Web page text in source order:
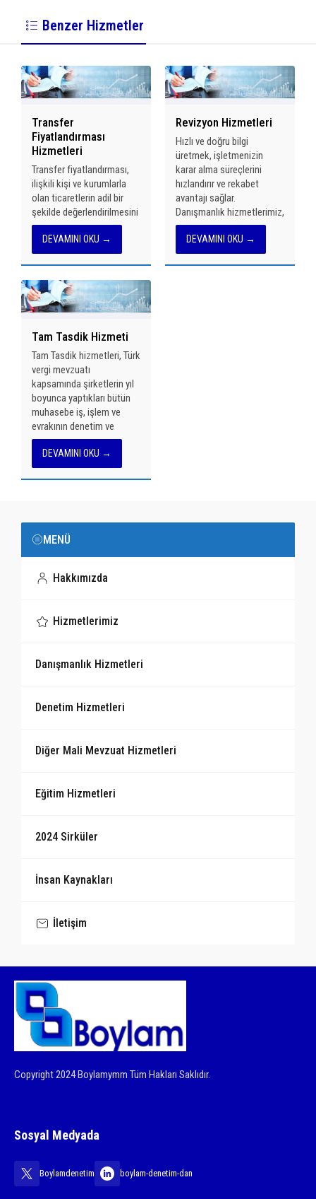
Benzer Hizmetler
Transfer
Fiyatlandırması
Hizmetleri
Transfer fiyatlandırması,
ilişkili kişi ve kurumlarla
olan ticaretlerin adil bir
şekilde değerlendirilmesini
sağlar. Şirketimiz, transfer
fiyatlandırması denetimi,
risk raporlaması,
ekonomik veri analizi ve
transfer fiyatlandırması
dokümantasyonu
hazırlama konularında
uluslararası düzenlemelere
uygun veri...
DEVAMINI OKU →
Revizyon Hizmetleri
Hızlı ve doğru bilgi
üretmek, işletmenizin
karar alma süreçlerini
hızlandırır ve rekabet
avantajı sağlar.
Danışmanlık hizmetlerimiz,
işletmelere muhasebe
sistemleri kurma, iç
kontrol birimleri
oluşturma, denetimler
DEVAMINI OKU →
Tam Tasdik Hizmeti
Tam Tasdik hizmetleri, Türk
vergi mevzuatı
kapsamında şirketlerin yıl
boyunca yaptıkları bütün
muhasebe iş, işlem ve
evrakının denetim ve
takibini içerir. Amacı,
mükelleflerin vergi
mevzuatına uygun
olmayan işlemlerini
ve gerekli...
DEVAMINI OKU →
MENÜ
Hakkımızda
Hizmetlerimiz
Danışmanlık Hizmetleri
Denetim Hizmetleri
Diğer Mali Mevzuat Hizmetleri
Eğitim Hizmetleri
2024 Sirküler
İnsan Kaynakları
İletişim
Copyright 2024 Boylamymm Tüm Hakları Saklıdır.
Sosyal Medyada
Boylamdenetim boylam-denetim-dan